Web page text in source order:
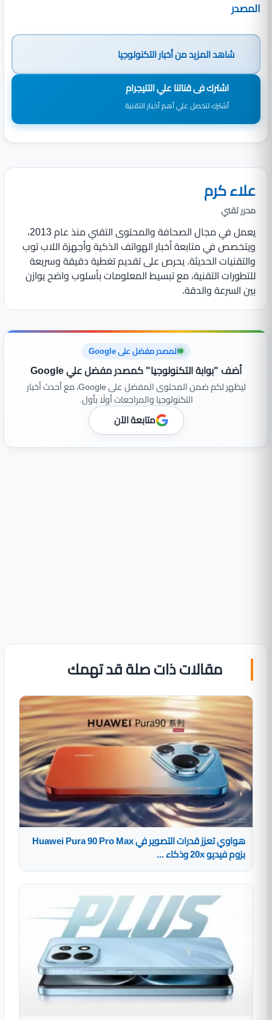
المصدر
شاهد المزيد منأخبار التكنولوجيا
اشترك فى قناتنا علي التليجرام
أشترك لتحصل علي أهم أخبار التقنية
علاء كرم
محرر تقني
يعمل في مجال الصحافة والمحتوى التقني منذ عام 2013،
ويتخصص في متابعة أخبار الهواتف الذكية وأجهزة اللاب توب
والتقنيات الحديثة. يحرص على تقديم تغطية دقيقة وسريعة
للتطورات التقنية، مع تبسيط المعلومات بأسلوب واضح يوازن
بين السرعة والدقة.
المصدر مفضل على Google
أضف "بوابة التكنولوجيا" كمصدر مفضل علي Google
ليظهر لكم ضمن المحتوى المفضل على Google، مع أحدث أخبار
التكنولوجيا والمراجعات أولًا بأول.
متابعة الآن
مقالات ذات صلة قد تهمك
هواوي تعزز قدرات التصوير في Huawei Pura 90 Pro Max
بزوم فيديو 20x وذكاء ...